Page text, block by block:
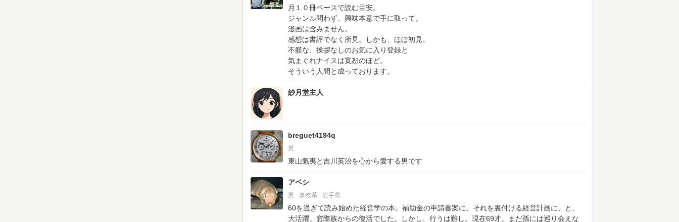
月１０冊ペースで読む目安。
ジャンル問わず、興味本意で手に取って。
漫画は含みません。
感想は書評でなく所見。しかも、ほぼ初見。
不躾な、挨拶なしのお気に入り登録と
気まぐれナイスは寛恕のほど。
そういう人間と成っております。
紗月堂主人
breguet4194q
男
東山魁夷と吉川英治を心から愛する男です
アベシ
男 事務系 岩手県
60を過ぎて読み始めた経営学の本。補助金の申請書案に、それを裏付ける経営計画に、と、
大活躍。窓際族からの復活でした。しかし、行うは難し。現在69才。まだ孫には巡り会えな